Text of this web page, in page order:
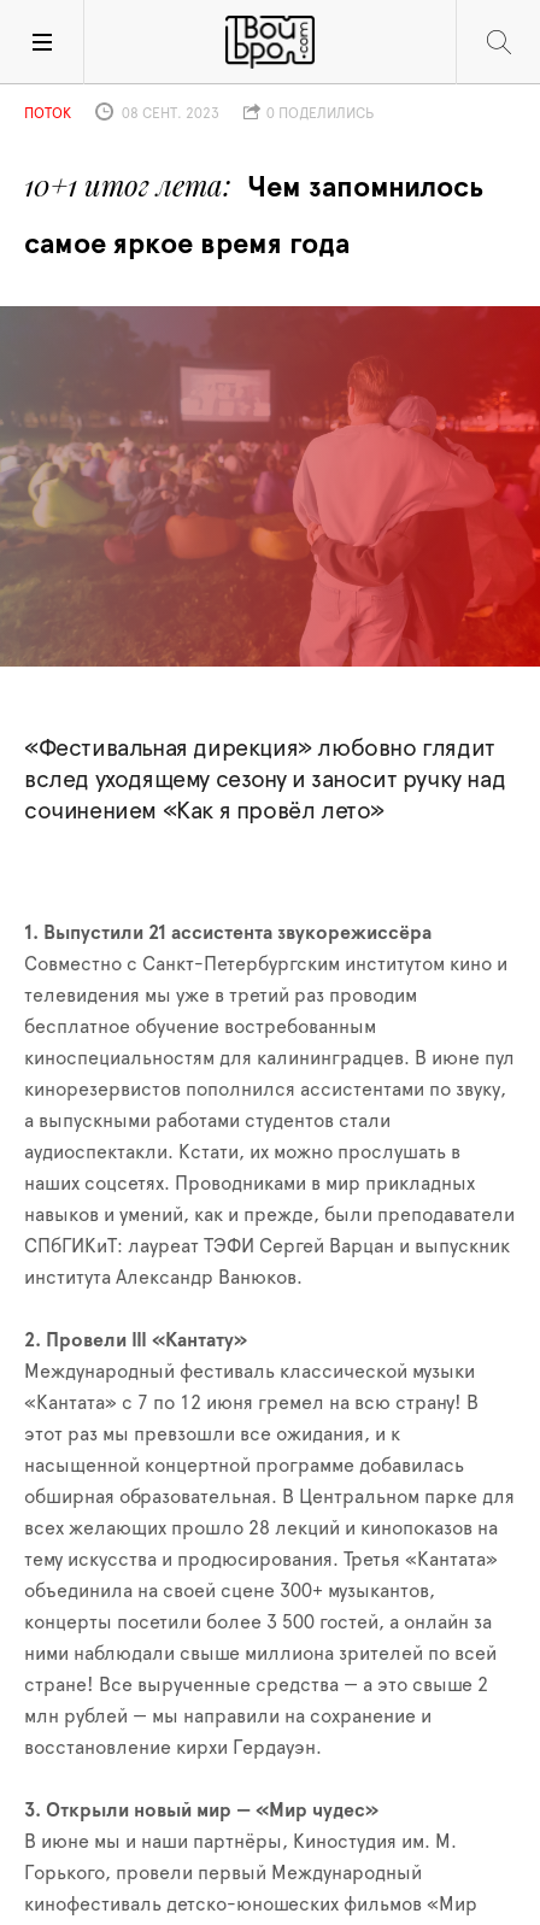
10+1 итог лета
Чем запомнилось
самое яркое время года
ПОТОК 08 СЕНТ. 2023 0 ПОДЕЛИЛИСЬ
«Фестивальная дирекция» любовно глядит
вслед уходящему сезону и заносит ручку над
сочинением «Как я провёл лето»
1. Выпустили 21 ассистента звукорежиссёра
Совместно с Санкт-Петербургским институтом кино и
телевидения мы уже в третий раз проводим
бесплатное обучение востребованным
киноспециальностям для калининградцев. В июне пул
кинорезервистов пополнился ассистентами по звуку,
а выпускными работами студентов стали
аудиоспектакли. Кстати, их можно прослушать в
наших соцсетях. Проводниками в мир прикладных
навыков и умений, как и прежде, были преподаватели
СПбГИКиТ: лауреат ТЭФИ Сергей Варцан и выпускник
института Александр Ванюков.
2. Провели III «Кантату»‎
Международный фестиваль классической музыки
«Кантата»‎ с 7 по 12 июня гремел на всю страну! В
этот раз мы превзошли все ожидания, и к
насыщенной концертной программе добавилась
обширная образовательная. В Центральном парке для
всех желающих прошло 28 лекций и кинопоказов на
тему искусства и продюсирования. Третья «Кантата»
объединила на своей сцене 300+ музыкантов,
концерты посетили более 3 500 гостей, а онлайн за
ними наблюдали свыше миллиона зрителей по всей
стране! Все вырученные средства — а это свыше 2
млн рублей — мы направили на сохранение и
восстановление кирхи Гердауэн.
3. Открыли новый мир — «Мир чудес»‎
В июне мы и наши партнёры, Киностудия им. М.
Горького, провели первый Международный
кинофестиваль детско-юношеских фильмов «Мир